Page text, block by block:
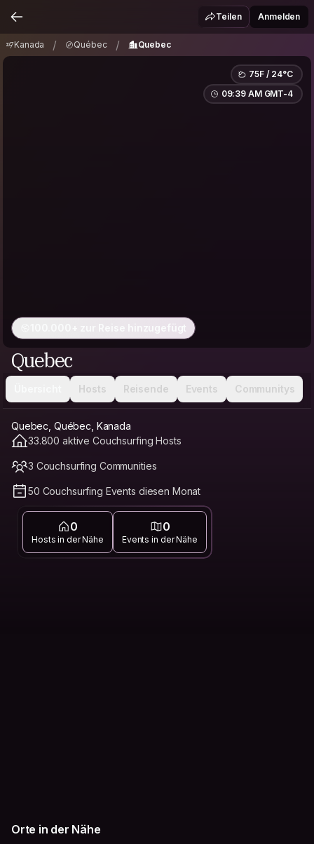
Teilen Anmelden
Kanada / Québec / Quebec
75F / 24°C
09:39 AM GMT-4
100.000+ zur Reise hinzugefügt
Quebec
Hosts Reisende Events Communitys
Quebec, Québec, Kanada
33.800 aktive Couchsurfing Hosts
3 Couchsurfing Communities
50 Couchsurfing Events diesen Monat
0
Hosts in der Nähe
0
Events in der Nähe
Orte in der Nähe